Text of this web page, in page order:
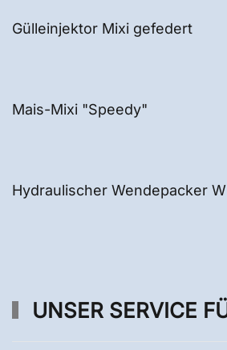
Gülleinjektor Mixi gefedert
Mais-Mixi "Speedy"
Hydraulischer Wendepacker
UNSER SERVICE